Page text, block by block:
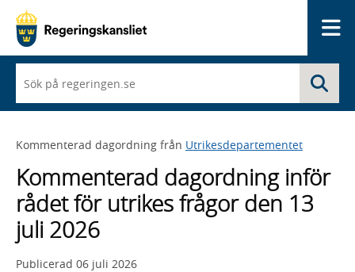
du
börjar
skriva
framträder
lista
med
sökförslag
Kommenterad dagordning från Utrikesdepartementet
Kommenterad dagordning inför
rådet för utrikes frågor den 13
juli 2026
Publicerad 06 juli 2026